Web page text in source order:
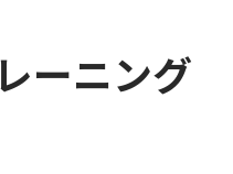
ーニング